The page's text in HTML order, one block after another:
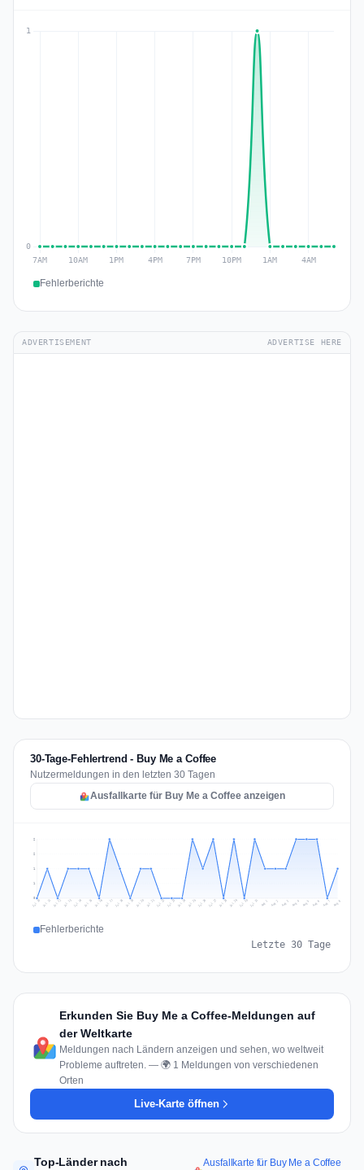
Fehlerberichte
ADVERTISEMENT ADVERTISE HERE
30-Tage-Fehlertrend - Buy Me a Coffee
Nutzermeldungen in den letzten 30 Tagen
Ausfallkarte für Buy Me a Coffee anzeigen
1
1
2
2
Jul 10 Jul 11 Jul 12 Jul 13 Jul 14 Jul 15 Jul 16 Jul 17 Jul 18 Jul 19 Jul 20 Jul 21 Jul 22 Jul 23 Jul 24 Jul 25 Jul 26 Jul 27 Jul 28 Jul 29 Jul 30 Jul 31 Aug 1 Aug 2 Aug 3 Aug 4 Aug 5 Aug 6 Aug 7 Aug 8
Fehlerberichte
Letzte 30 Tage
Erkunden Sie Buy Me a Coffee-Meldungen auf
der Weltkarte
Meldungen nach Ländern anzeigen und sehen, wo weltweit
Probleme auftreten. — 🌍 1 Meldungen von verschiedenen
Orten
Live-Karte öffnen
Top-Länder nach
Ausfallkarte für Buy Me a Coffee